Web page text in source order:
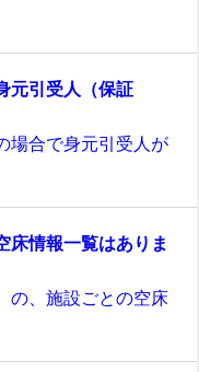
元引受人（保証
場合で身元引受人が
床情報一覧はありま
の、施設ごとの空床